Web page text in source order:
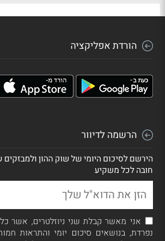
הורדת אפליקציה
הרשמה לדיוור
הירשם לסיכום היומי של שוק ההון ולמבזקים
חובה לכל משקיע
אני מאשר קבלת שני ניוזלטרים, אשר
נפרדת, בנושאים סיכום יומי והתראות